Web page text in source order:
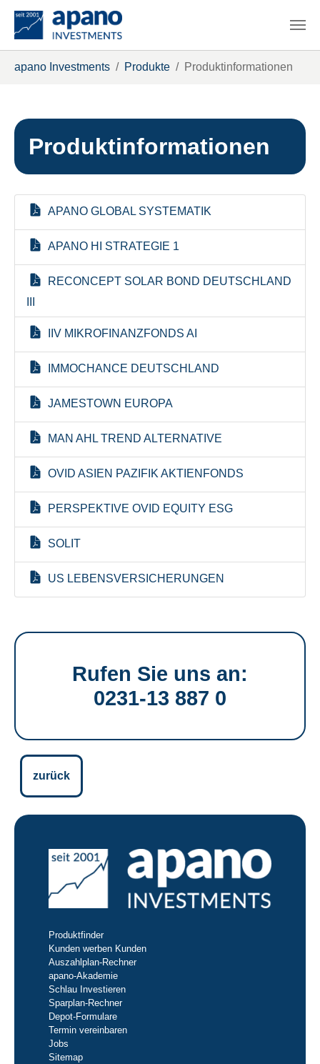
apano Investments Produkte Produktinformationen
Produktinformationen
APANO GLOBAL SYSTEMATIK
APANO HI STRATEGIE 1
RECONCEPT SOLAR BOND DEUTSCHLAND
IIV MIKROFINANZFONDS AI
IMMOCHANCE DEUTSCHLAND
JAMESTOWN EUROPA
MAN AHL TREND ALTERNATIVE
OVID ASIEN PAZIFIK AKTIENFONDS
PERSPEKTIVE OVID EQUITY ESG
SOLIT
US LEBENSVERSICHERUNGEN
Rufen Sie uns an:
0231-13 887 0
zurück
Produktfinder
Kunden werben Kunden
Auszahlplan-Rechner
apano-Akademie
Schlau Investieren
Sparplan-Rechner
Depot-Formulare
Termin vereinbaren
Jobs
Sitemap